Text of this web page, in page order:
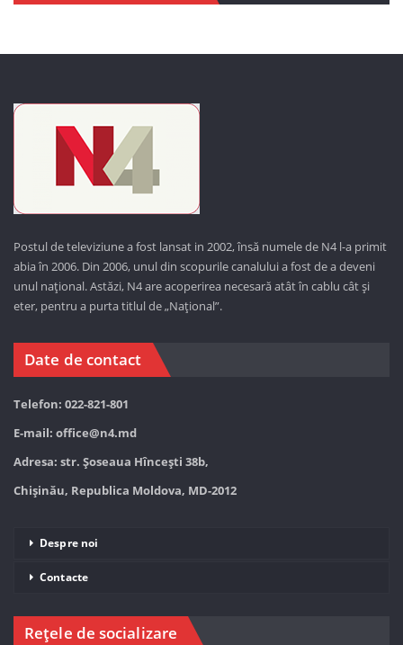
Postul de televiziune a fost lansat in 2002, însă numele de N4 l-a primit
abia în 2006. Din 2006, unul din scopurile canalului a fost de a deveni
unul național. Astăzi, N4 are acoperirea necesară atât în cablu cât și
eter, pentru a purta titlul de „Național”.
Date de contact
Telefon: 022-821-801
E-mail: office@n4.md
Adresa: str. Șoseaua Hînceşti 38b,
Chișinău, Republica Moldova, MD-2012
Despre noi
Contacte
Rețele de socializare